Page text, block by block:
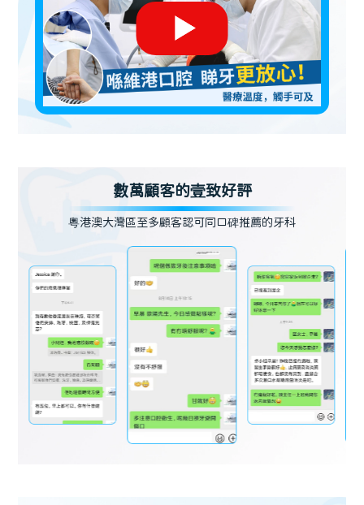
數萬顧客的壹致好評
粵港澳大灣區至多顧客認可同口碑推薦的牙科